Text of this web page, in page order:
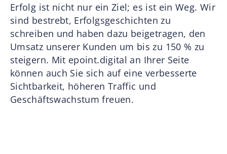
Erfolg ist nicht nur ein Ziel; es ist ein Weg. Wir
sind bestrebt, Erfolgsgeschichten zu
schreiben und haben dazu beigetragen, den
Umsatz unserer Kunden um bis zu 150 % zu
steigern. Mit epoint.digital an Ihrer Seite
können auch Sie sich auf eine verbesserte
Sichtbarkeit, höheren Traffic und
Geschäftswachstum freuen.